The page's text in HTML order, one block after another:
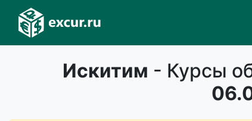
Искитим - Курсы